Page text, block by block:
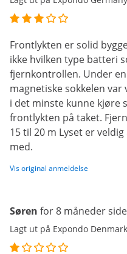
Frontlykten er solid
ikke hvilken type batteri
fjernkontrollen. Under
magnetiske sokkelen var
i det minste kunne kjøre
frontlykten på taket.
15 til 20 m Lyset er
med.
Vis original anmeldelse
Søren for 8 måneder
Lagt ut på Expondo Denmark